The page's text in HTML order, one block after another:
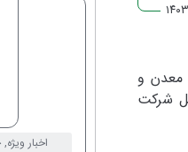
۱۰
معدن و
شرکت
اخبار ویژه,